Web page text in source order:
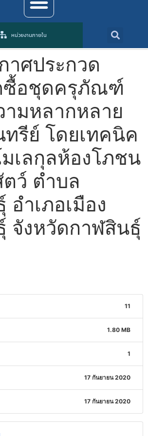
หน่วยงานภายใน
าศประกวด
ซื้อชุดครุภัณฑ์
มหลากหลาย
รีย์ โดยเทคนิค
เลกุลห้องโภชน
ว์ ตำบล
อำเภอเมือง
จังหวัดกาฬสินธุ์
11
1.80 MB
1
17 กันยายน 2020
17 กันยายน 2020